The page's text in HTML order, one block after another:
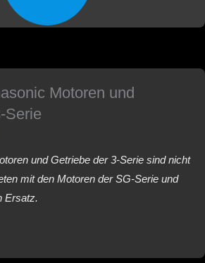
Motoren und
Serie
und Getriebe der 3-Serie sind nicht
mit den Motoren der SG-Serie und
Ersatz.